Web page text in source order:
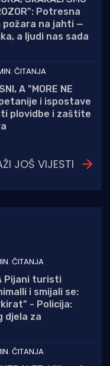
Potresna
na jahti —
a ljudi nas sada
ČITANJA
A "MORE NE
i ispostave
plovidbe i zaštite
JOŠ VIJESTI
ČITANJA
Pijani turisti
i smijali se:
- Policija:
djela za
ČITANJA